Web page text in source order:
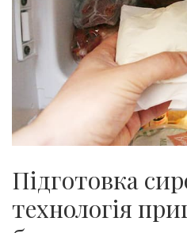
Підготовка
технологія